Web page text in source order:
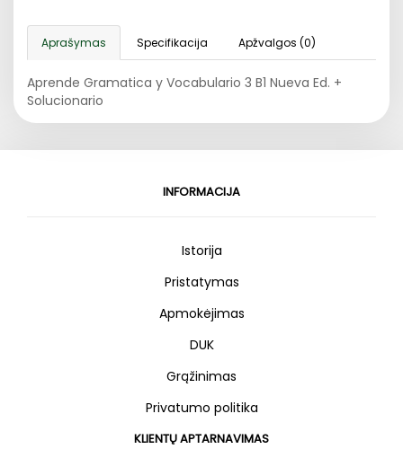
Aprašymas Specifikacija Apžvalgos (0)
Aprende Gramatica y Vocabulario 3 B1 Nueva Ed. +
Solucionario
INFORMACIJA
Istorija
Pristatymas
Apmokėjimas
DUK
Grąžinimas
Privatumo politika
KLIENTŲ APTARNAVIMAS